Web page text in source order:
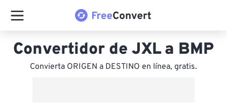
Convertidor de JXL a BMP
Convierta ORIGEN a DESTINO en línea, gratis.